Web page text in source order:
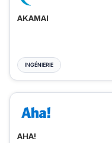
AKAMAI
INGÉNIERIE
AHA!